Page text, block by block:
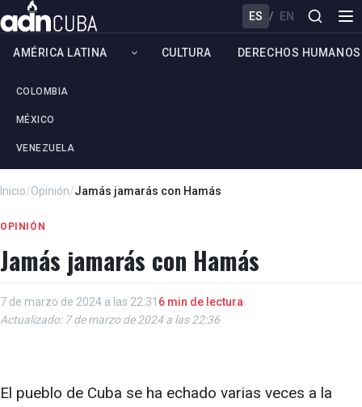
ES / EN
AMÉRICA LATINA
COLOMBIA
MÉXICO
VENEZUELA
CULTURA DERECHOS HUMANOS
Inicio/Opinión/Jamás jamarás con Hamás
OPINIÓN
Jamás jamarás con Hamás
7 de marzo de 2024 a las 22:31 6 min de lectura
Actualizado: 7 de marzo de 2024 a las 22:36
El pueblo de Cuba se ha echado varias veces a la